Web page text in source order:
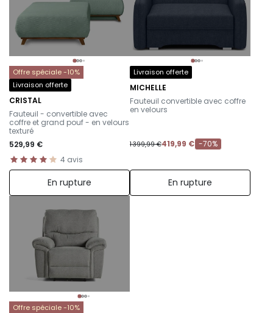
Offre spéciale -10%
Livraison offerte
CRISTAL
-
Fauteuil - convertible avec
coffre et grand pouf - en velours
texturé
529,99 €
4 avis
En rupture
Livraison offerte
MICHELLE
-
Fauteuil convertible avec coffre
en velours
1 399,99 €419,99 € -70%
En rupture
Offre spéciale -10%